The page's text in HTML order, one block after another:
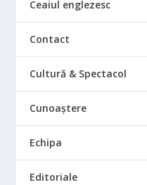
Ceaiul englezesc
Contact
Cultură & Spectacol
Cunoaștere
Echipa
Editoriale